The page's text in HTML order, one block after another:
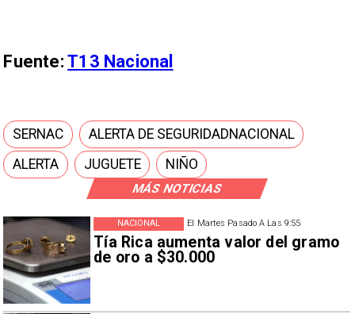
MÁS NOTICIAS
El Martes Pasado A Las 9:55
Tía Rica aumenta valor del gramo
de oro a $30.000
NACIONAL
Fuente:T13 Nacional
SERNAC
ALERTA DE SEGURIDADNACIONAL
ALERTA
JUGUETE NIÑO